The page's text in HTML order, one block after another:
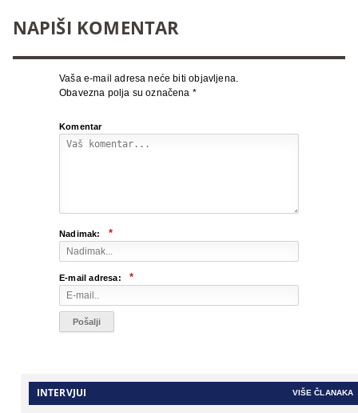
NAPIŠI KOMENTAR
Vaša e-mail adresa neće biti objavljena.
Obavezna polja su označena *
Komentar
Nadimak: *
E-mail adresa: *
INTERVJUI VIŠE ČLANAKA